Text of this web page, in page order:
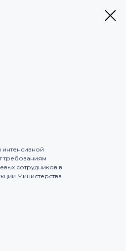
требованиям
сотрудников в
Министерства